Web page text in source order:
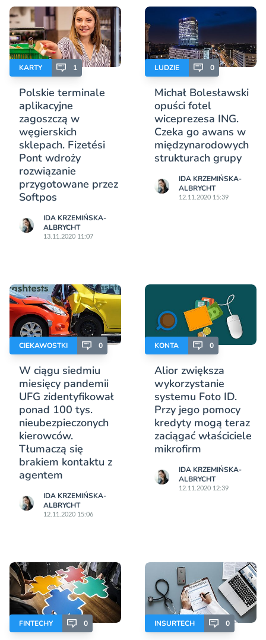
KARTY 1
Polskie terminale
aplikacyjne
zagoszczą w
węgierskich
sklepach. Fizetési
Pont wdroży
rozwiązanie
przygotowane przez
Softpos
IDA KRZEMIŃSKA-
ALBRYCHT
13.11.2020 11:07
LUDZIE 0
Michał Bolesławski
opuści fotel
wiceprezesa ING.
Czeka go awans w
międzynarodowych
strukturach grupy
IDA KRZEMIŃSKA-
ALBRYCHT
12.11.2020 15:39
CIEKAWOSTKI 0
W ciągu siedmiu
miesięcy pandemii
UFG zidentyfikował
ponad 100 tys.
nieubezpieczonych
kierowców.
Tłumaczą się
brakiem kontaktu z
agentem
IDA KRZEMIŃSKA-
ALBRYCHT
12.11.2020 15:06
KONTA 0
Alior zwiększa
wykorzystanie
systemu Foto ID.
Przy jego pomocy
kredyty mogą teraz
zaciągać właściciele
mikrofirm
IDA KRZEMIŃSKA-
ALBRYCHT
12.11.2020 12:39
FINTECHY 0 INSURTECH 0